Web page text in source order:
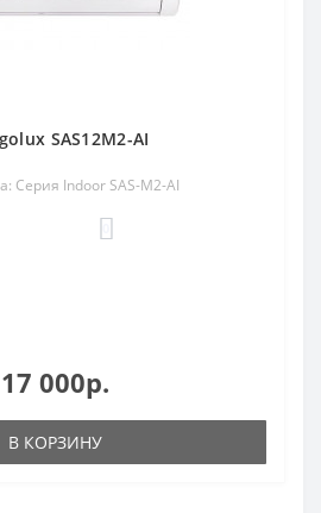
SAS12M2-AI
Серия Indoor SAS-M2-AI
17 000р.
В КОРЗИНУ